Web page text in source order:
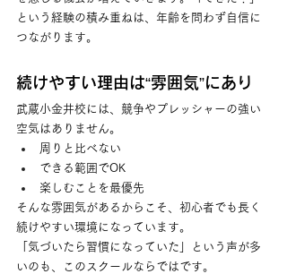
という経験の積み重ねは、年齢を問わず自信に
つながります。
続けやすい理由は“雰囲気”にあり
武蔵小金井校には、競争やプレッシャーの強い
空気はありません。
周りと比べない
できる範囲でOK
楽しむことを最優先
そんな雰囲気があるからこそ、初心者でも長く
続けやすい環境になっています。
「気づいたら習慣になっていた」という声が多
いのも、このスクールならではです。